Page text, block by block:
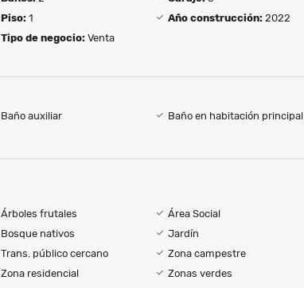
Piso: 1 Año construcción: 2022
Tipo de negocio: Venta
Baño auxiliar
Baño en habitación principal
Árboles frutales
Área Social
Bosque nativos
Jardín
Trans. público cercano
Zona campestre
Zona residencial Zonas verdes